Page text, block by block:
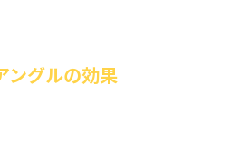
ングルの効果